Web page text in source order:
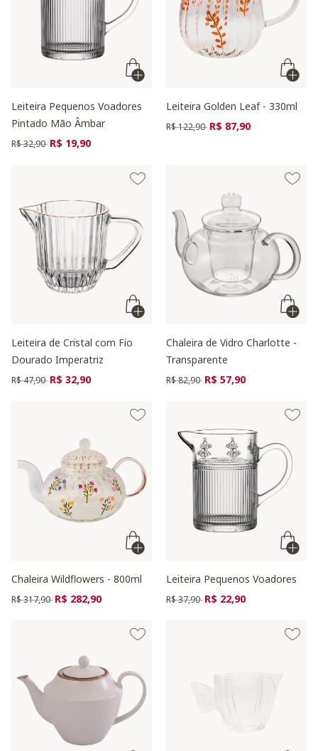
Leiteira Pequenos Voadores
Pintado Mão Âmbar
Preço reduzido de
R$ 32,90 para
R$ 19,90
Leiteira Golden Leaf - 330ml
Preço reduzido de
R$ 122,90 para
R$ 87,90
Leiteira de Cristal com Fio
Dourado Imperatriz
Preço reduzido de
R$ 47,90 para
R$ 32,90
Chaleira de Vidro Charlotte -
Transparente
Preço reduzido de
R$ 82,90 para
R$ 57,90
Chaleira Wildflowers - 800ml
Preço reduzido de
R$ 317,90 para
R$ 282,90
Leiteira Pequenos Voadores
Preço reduzido de
R$ 37,90 para
R$ 22,90